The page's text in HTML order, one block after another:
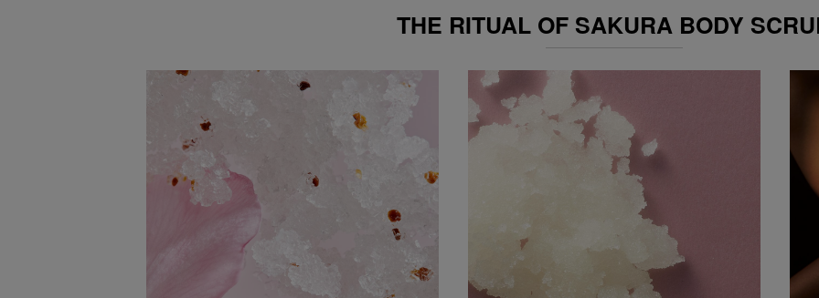
of bij een postpunt. De verwachte leverdatum zie je tijdens het bestellen in jouw
winkelmandje. We bezorgen al jouw bestellingen vanaf €25,- gratis. Daarnaast
de door jou gekozen winkel
Bezorging aan huis of op een ander adres in Belgïe?
Bpost bezorgt van maandag t/m vrijdag bij jou bezorgd tussen 08.00 en 17.00
uur. Ben je niet thuis? De bezorger laat een aanbiedingsbriefje achter in je
brievenbus van locatie waar je jouw pakje kan ophalen.
Afhalen in één van onze winkels of een postpunt?
Zodra jouw pakket klaar ligt dan ontvang je een mail. Deze kun je op vertoon
van de track & trace code ophalen.
Ga naar meer info en FAQ’s over levering.
THE RITUAL OF SAKURA BODY